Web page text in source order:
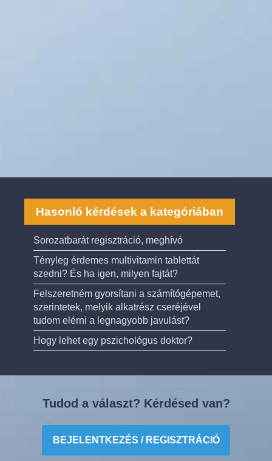
Hasonló kérdések a kategóriában
Sorozatbarát regisztráció, meghívó
Tényleg érdemes multivitamin tablettát
szedni? És ha igen, milyen fajtát?
Felszeretném gyorsítani a számítógépemet,
szerintetek, melyik alkatrész cseréjével
tudom elérni a legnagyobb javulást?
Hogy lehet egy pszichológus doktor?
Tudod a választ? Kérdésed van?
BEJELENTKEZÉS / REGISZTRÁCIÓ